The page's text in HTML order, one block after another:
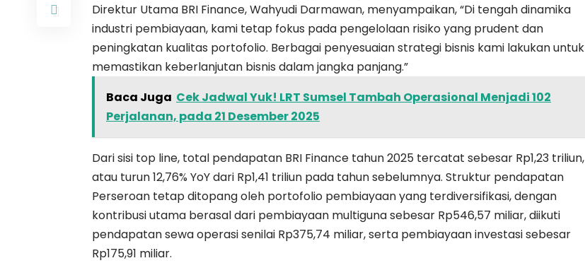
Direktur Utama BRI Finance, Wahyudi Darmawan, menyampaikan, “Di tengah dinamika
industri pembiayaan, kami tetap fokus pada pengelolaan risiko yang prudent dan
peningkatan kualitas portofolio. Berbagai penyesuaian strategi bisnis kami lakukan untuk
memastikan keberlanjutan bisnis dalam jangka panjang.”
Baca Juga Cek Jadwal Yuk! LRT Sumsel Tambah Operasional Menjadi 102
Perjalanan, pada 21 Desember 2025
Dari sisi top line, total pendapatan BRI Finance tahun 2025 tercatat sebesar Rp1,23 triliun,
atau turun 12,76% YoY dari Rp1,41 triliun pada tahun sebelumnya. Struktur pendapatan
Perseroan tetap ditopang oleh portofolio pembiayaan yang terdiversifikasi, dengan
kontribusi utama berasal dari pembiayaan multiguna sebesar Rp546,57 miliar, diikuti
pendapatan sewa operasi senilai Rp375,74 miliar, serta pembiayaan investasi sebesar
Rp175,91 miliar.